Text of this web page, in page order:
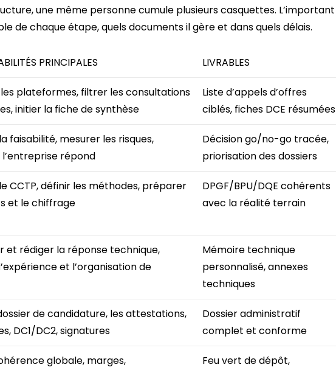
une même personne cumule plusieurs casquettes. L’important
de chaque étape, quels documents il gère et dans quels délais.
PRINCIPALES LIVRABLES
plateformes, filtrer les consultations
initier la fiche de synthèse
Liste d’appels d’offres
ciblés, fiches DCE résumées
faisabilité, mesurer les risques,
répond
Décision go/no-go tracée,
priorisation des dossiers
CCTP, définir les méthodes, préparer
et le chiffrage
DPGF/BPU/DQE cohérents
avec la réalité terrain
et rédiger la réponse technique,
et l’organisation de
Mémoire technique
personnalisé, annexes
techniques
de candidature, les attestations,
DC1/DC2, signatures
Dossier administratif
complet et conforme
globale, marges,
Feu vert de dépôt,